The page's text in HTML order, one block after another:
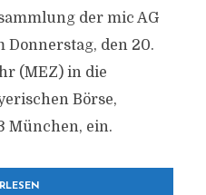
der mic AG
den 20.
(MEZ) in die
Börse,
München, ein.